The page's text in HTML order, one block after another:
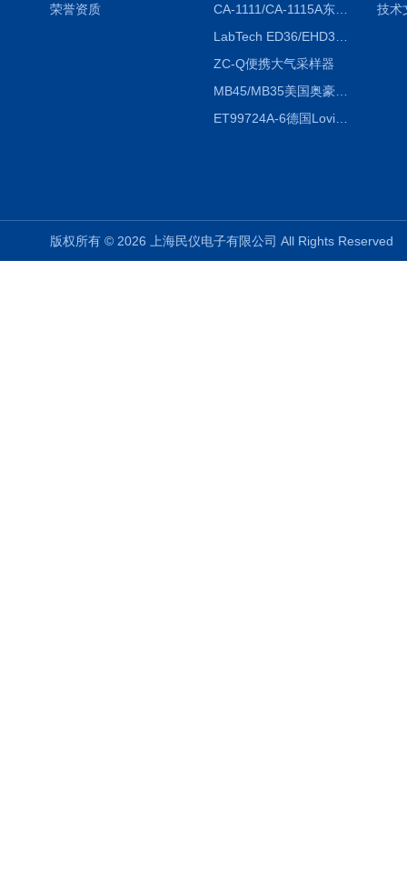
荣誉资质
CA-1111/CA-1115A东京理化EYELA CA-1111/CA-1115A冷却水循环装置
ZC-Q便携大气采样器
MB45/MB35美国奥豪斯OHAUS MB45/MB35卤素红外水分测定仪
ET99724A-6德国Lovibond ET99724A-6微电脑BOD测定仪
技术
版权所有 © 2026 上海民仪电子有限公司 All Rights